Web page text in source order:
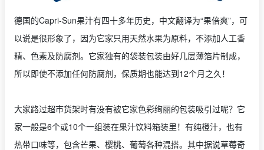
德国的Capri-Sun果汁有四十多年历史，中文翻译为“果倍爽”，可
以说是很形象了，因为它家只用天然水果为原料，不添加人工香
精、色素及防腐剂。它家独有的袋装包装由好几层薄箔片制成，
所以即使不添加任何防腐剂，保质期也能达到12个月之久！
大家路过超市货架时有没有被它家色彩绚丽的包装吸引过呢？它
家一般是6个或10个一组装在果汁饮料箱装里！有纯橙汁，也有
热带口味等，包含芒果、樱桃、葡萄各种混搭。其中据说草莓奇